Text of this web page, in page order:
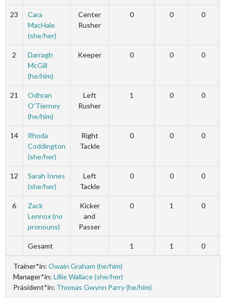
23
Cara
MacHale
(she/her)
Center
Rusher
0 0 0
2
Darragh
McGill
(he/him)
Keeper 0 0 0
21
Odhran
O’Tierney
(he/him)
Left
Rusher
1 0 0
14
Rhoda
Coddington
(she/her)
Right
Tackle
0 0 0
12
Sarah Innes
(she/her)
Left
Tackle
0 0 0
6
Zack
Lennox (no
pronouns)
Kicker
and
Passer
0 1 0
Gesamt 1 1 0
Trainer*in: Owain Graham (he/him)
Manager*in: Lillie Wallace (she/her)
Präsident*in: Thomas Gwynn Parry (he/him)